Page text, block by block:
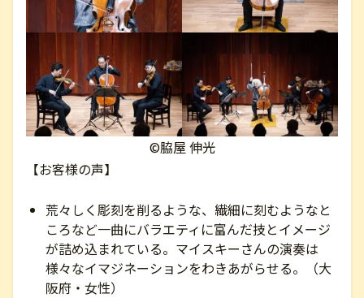
©脇屋 伸光
【お客様の声】
荒々しく彫刻を削るような、繊細に刻むようなと
ころなど一曲にバラエティに富んだ技とイメージ
が詰め込まれている。マイスキーさんの演奏は
様々なイマジネーションをわきあがらせる。（大
阪府・女性）